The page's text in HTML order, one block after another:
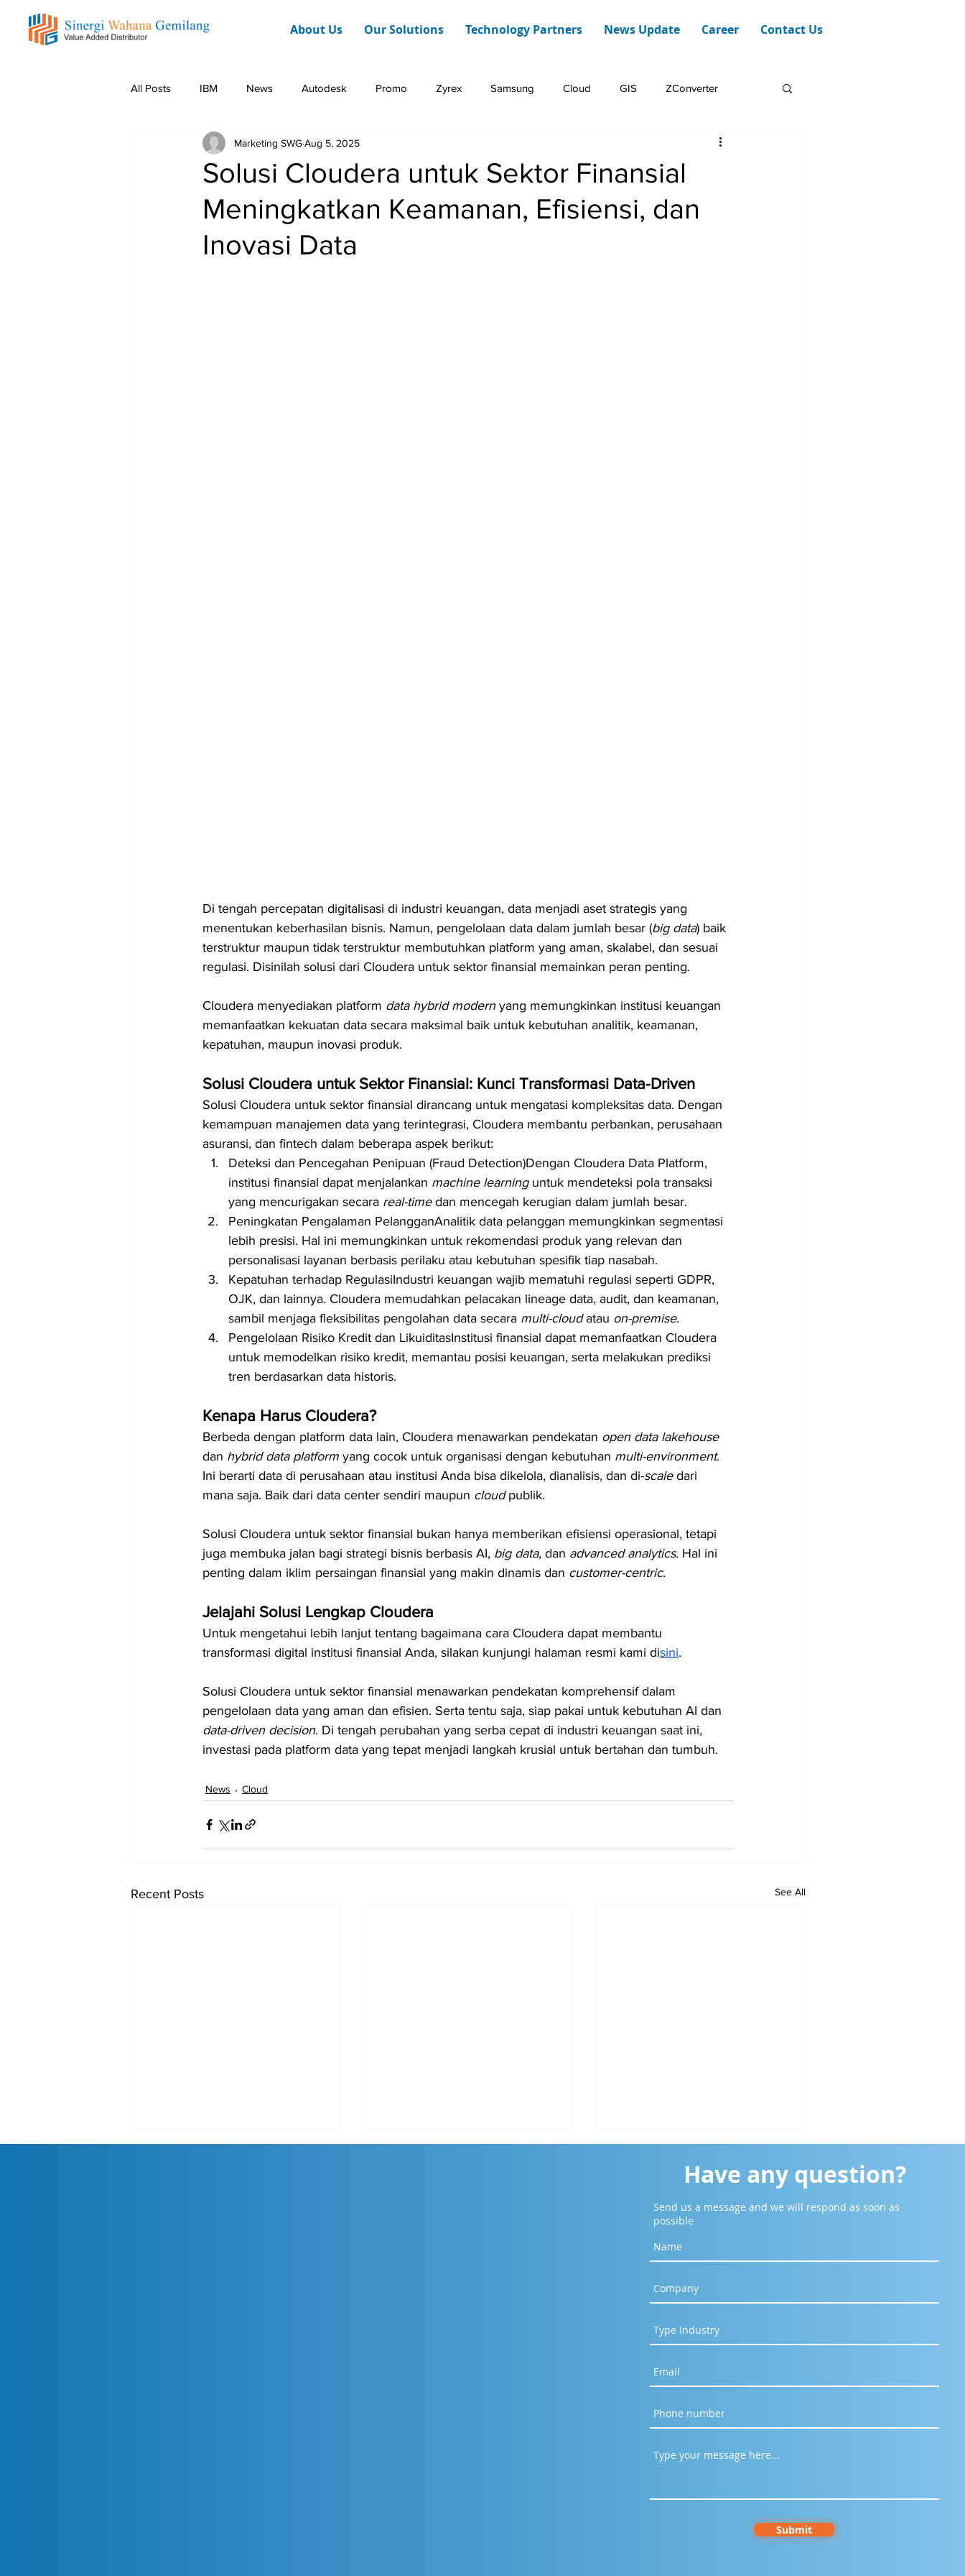
About Us Our Solutions Technology Partners News Update Career Contact Us
All Posts IBM News Autodesk Promo Zyrex Samsung Cloud GIS ZConverter
Event Promo Dashboard Web
Solusi Cloudera untuk Sektor Finansial
Meningkatkan Keamanan, Efisiensi, dan
Inovasi Data
Marketing SWGAug 5, 2025
Di tengah percepatan digitalisasi di industri keuangan, data menjadi aset strategis yang
menentukan keberhasilan bisnis. Namun, pengelolaan data dalam jumlah besar (big data) baik
terstruktur maupun tidak terstruktur membutuhkan platform yang aman, skalabel, dan sesuai
regulasi. Disinilah solusi dari Cloudera untuk sektor finansial memainkan peran penting.
Cloudera menyediakan platform data hybrid modern yang memungkinkan institusi keuangan
memanfaatkan kekuatan data secara maksimal baik untuk kebutuhan analitik, keamanan,
kepatuhan, maupun inovasi produk.
Solusi Cloudera untuk Sektor Finansial: Kunci Transformasi Data-Driven
Solusi Cloudera untuk sektor finansial dirancang untuk mengatasi kompleksitas data. Dengan
kemampuan manajemen data yang terintegrasi, Cloudera membantu perbankan, perusahaan
asuransi, dan fintech dalam beberapa aspek berikut:
Deteksi dan Pencegahan Penipuan (Fraud Detection)Dengan Cloudera Data Platform,
institusi finansial dapat menjalankan machine learning untuk mendeteksi pola transaksi
yang mencurigakan secara real-time dan mencegah kerugian dalam jumlah besar.
Peningkatan Pengalaman PelangganAnalitik data pelanggan memungkinkan segmentasi
lebih presisi. Hal ini memungkinkan untuk rekomendasi produk yang relevan dan
personalisasi layanan berbasis perilaku atau kebutuhan spesifik tiap nasabah.
Kepatuhan terhadap RegulasiIndustri keuangan wajib mematuhi regulasi seperti GDPR,
OJK, dan lainnya. Cloudera memudahkan pelacakan lineage data, audit, dan keamanan,
sambil menjaga fleksibilitas pengolahan data secara multi-cloud atau on-premise.
Pengelolaan Risiko Kredit dan LikuiditasInstitusi finansial dapat memanfaatkan Cloudera
untuk memodelkan risiko kredit, memantau posisi keuangan, serta melakukan prediksi
tren berdasarkan data historis.
Kenapa Harus Cloudera?
Berbeda dengan platform data lain, Cloudera menawarkan pendekatan open data lakehouse
dan hybrid data platform yang cocok untuk organisasi dengan kebutuhan multi-environment.
Ini berarti data di perusahaan atau institusi Anda bisa dikelola, dianalisis, dan di-scale dari
mana saja. Baik dari data center sendiri maupun cloud publik.
Solusi Cloudera untuk sektor finansial bukan hanya memberikan efisiensi operasional, tetapi
juga membuka jalan bagi strategi bisnis berbasis AI, big data, dan advanced analytics. Hal ini
penting dalam iklim persaingan finansial yang makin dinamis dan customer-centric.
Jelajahi Solusi Lengkap Cloudera
Untuk mengetahui lebih lanjut tentang bagaimana cara Cloudera dapat membantu
transformasi digital institusi finansial Anda, silakan kunjungi halaman resmi kami disini.
Solusi Cloudera untuk sektor finansial menawarkan pendekatan komprehensif dalam
pengelolaan data yang aman dan efisien. Serta tentu saja, siap pakai untuk kebutuhan AI dan
data-driven decision. Di tengah perubahan yang serba cepat di industri keuangan saat ini,
investasi pada platform data yang tepat menjadi langkah krusial untuk bertahan dan tumbuh.
News Cloud
Recent Posts See All
When Your System Goes
Down for Just One Minute?
Have any question?
Send us a message and we will respond as soon as
possible
Submit